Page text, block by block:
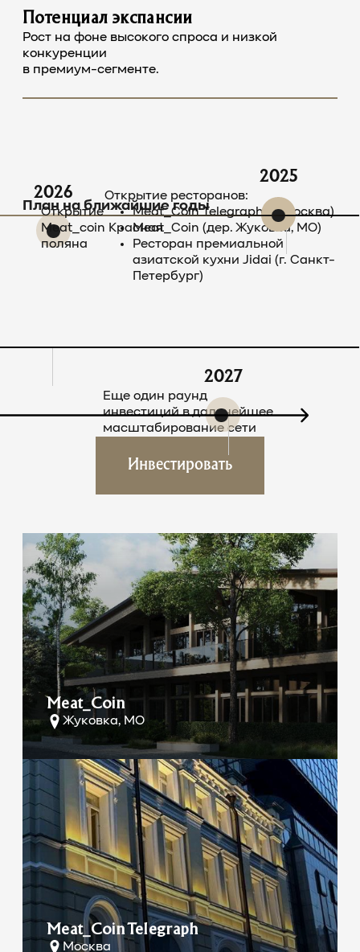
Потенциал экспансии
Рост на фоне высокого спроса и низкой
конкуренции
в премиум-сегменте.
План на ближайшие годы
2025
Открытие ресторанов:
Meat_Coin Telegraph (г. Москва)
Meat_Coin (дер. Жуковка, МО)
Ресторан премиальной
азиатской кухни Jidai (г. Санкт-
Петербург)
2026
Открытие
Meat_coin Красная
поляна
2027
Еще один раунд
инвестиций в дальнейшее
масштабирование сети
Инвестировать
Meat_Coin
Жуковка, МО
Meat_Coin Telegraph
Москва